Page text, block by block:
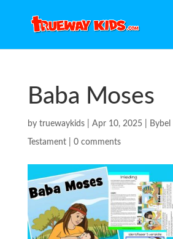
Baba Moses
by truewaykids| Apr 10, 2025| Bybel
Testament| 0 comments